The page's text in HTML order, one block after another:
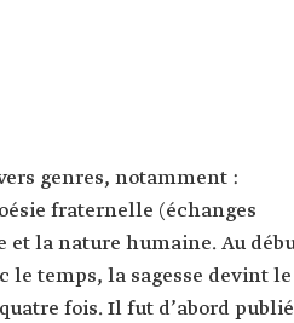
genres, notamment :
fraternelle (échanges
et la nature humaine. Au
le temps, la sagesse devint le
fois. Il fut d’abord publié